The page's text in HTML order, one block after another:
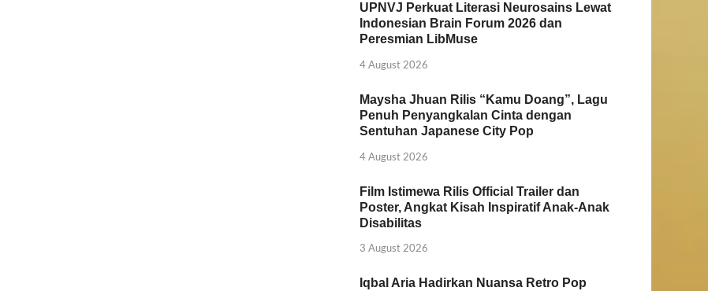
UPNVJ Perkuat Literasi Neurosains Lewat
Indonesian Brain Forum 2026 dan
Peresmian LibMuse
4 August 2026
Maysha Jhuan Rilis “Kamu Doang”, Lagu
Penuh Penyangkalan Cinta dengan
Sentuhan Japanese City Pop
4 August 2026
Film Istimewa Rilis Official Trailer dan
Poster, Angkat Kisah Inspiratif Anak-Anak
Disabilitas
3 August 2026
Iqbal Aria Hadirkan Nuansa Retro Pop